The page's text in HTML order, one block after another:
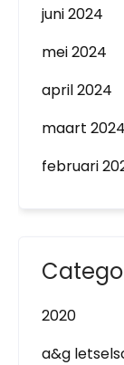
juni 2024
mei 2024
april 2024
maart 2024
februari
2020
a&g